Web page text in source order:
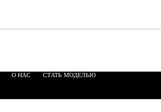
О НАС СТАТЬ МОДЕЛЬЮ